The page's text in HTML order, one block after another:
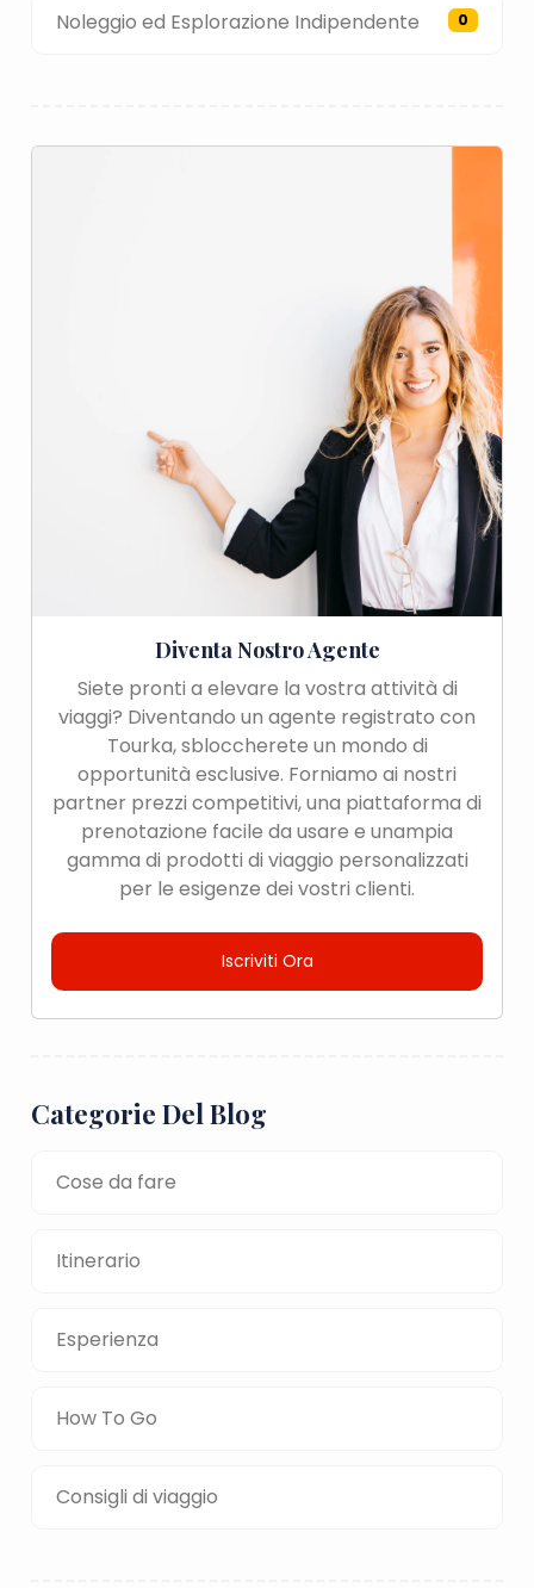
Noleggio ed Esplorazione Indipendente 0
Diventa Nostro Agente
Siete pronti a elevare la vostra attività di
viaggi? Diventando un agente registrato con
Tourka, sbloccherete un mondo di
opportunità esclusive. Forniamo ai nostri
partner prezzi competitivi, una piattaforma di
prenotazione facile da usare e unampia
gamma di prodotti di viaggio personalizzati
per le esigenze dei vostri clienti.
Iscriviti Ora
Categorie Del Blog
Cose da fare
Itinerario
Esperienza
How To Go
Consigli di viaggio